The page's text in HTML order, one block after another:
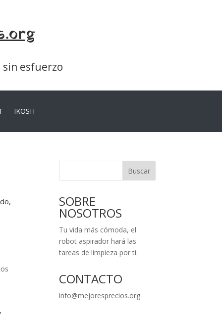
esfuerzo
IKOSH
Buscar
SOBRE
NOSOTROS
Tu vida más cómoda, el
robot aspirador hará las
tareas de limpieza por ti.
CONTACTO
info@mejoresprecios.org